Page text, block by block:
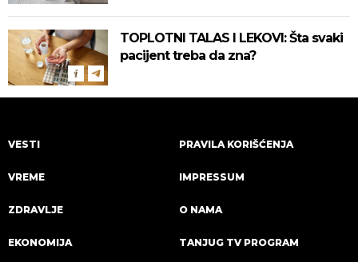
TOPLOTNI TALAS I LEKOVI: Šta svaki
pacijent treba da zna?
VESTI
VREME
ZDRAVLJE
EKONOMIJA
PRAVILA KORIŠĆENJA
IMPRESSUM
O NAMA
TANJUG TV PROGRAM